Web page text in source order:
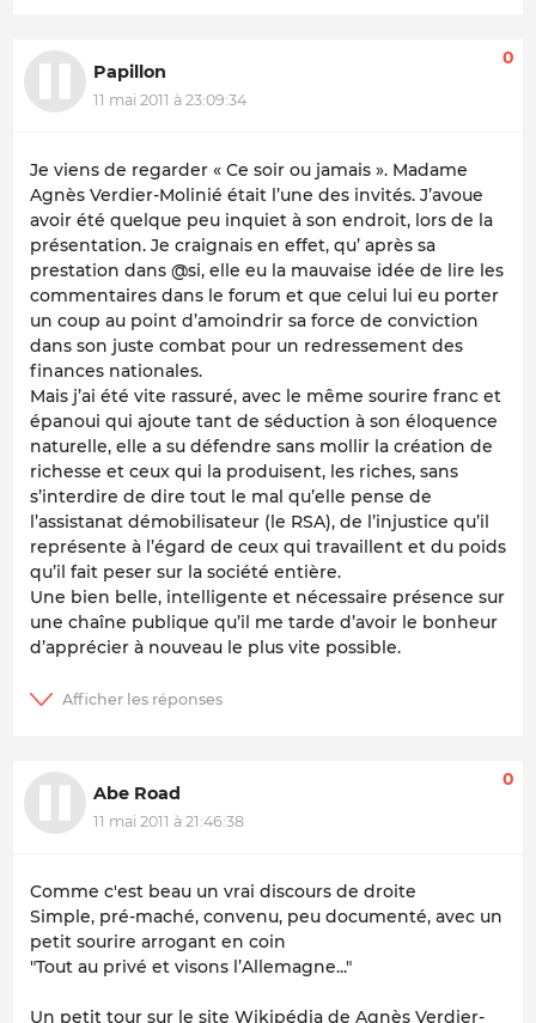
Papillon
11 mai 2011 à 23:09:34
0
Je viens de regarder « Ce soir ou jamais ». Madame
Agnès Verdier-Molinié était l’une des invités. J’avoue
avoir été quelque peu inquiet à son endroit, lors de la
présentation. Je craignais en effet, qu’ après sa
prestation dans @si, elle eu la mauvaise idée de lire les
commentaires dans le forum et que celui lui eu porter
un coup au point d’amoindrir sa force de conviction
dans son juste combat pour un redressement des
finances nationales.
Mais j’ai été vite rassuré, avec le même sourire franc et
épanoui qui ajoute tant de séduction à son éloquence
naturelle, elle a su défendre sans mollir la création de
richesse et ceux qui la produisent, les riches, sans
s’interdire de dire tout le mal qu’elle pense de
l’assistanat démobilisateur (le RSA), de l’injustice qu’il
représente à l’égard de ceux qui travaillent et du poids
qu’il fait peser sur la société entière.
Une bien belle, intelligente et nécessaire présence sur
une chaîne publique qu’il me tarde d’avoir le bonheur
d’apprécier à nouveau le plus vite possible.
Abe Road
11 mai 2011 à 21:46:38
0
Comme c'est beau un vrai discours de droite
Simple, pré-maché, convenu, peu documenté, avec un
petit sourire arrogant en coin
"Tout au privé et visons l’Allemagne..."
Un petit tour sur le site Wikipédia de Agnès Verdier-